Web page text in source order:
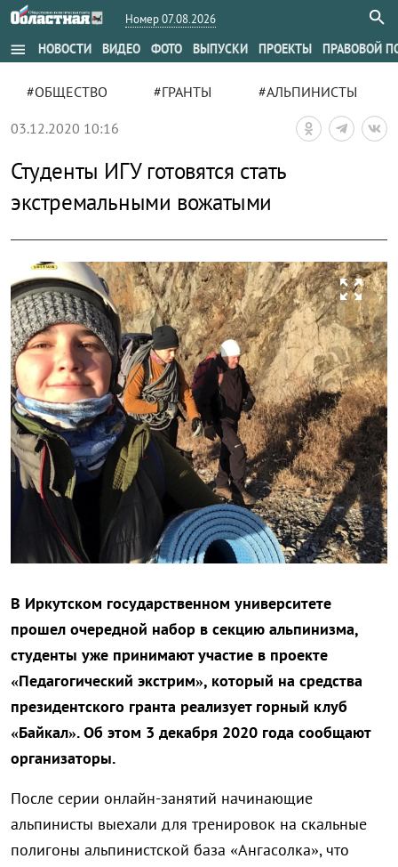
Номер 07.08.2026
menu НОВОСТИ ВИДЕО ФОТО ВЫПУСКИ ПРОЕКТЫ ПРАВОВОЙ
#ОБЩЕСТВО #ГРАНТЫ #АЛЬПИНИСТЫ
03.12.2020 10:16
Студенты ИГУ готовятся стать
экстремальными вожатыми
zoom_out_map
В Иркутском государственном университете
прошел очередной набор в секцию альпинизма,
студенты уже принимают участие в проекте
«Педагогический экстрим», который на средства
президентского гранта реализует горный клуб
«Байкал». Об этом 3 декабря 2020 года сообщают
организаторы.
После серии онлайн-занятий начинающие
альпинисты выехали для тренировок на скальные
полигоны альпинистской база «Ангасолка», что